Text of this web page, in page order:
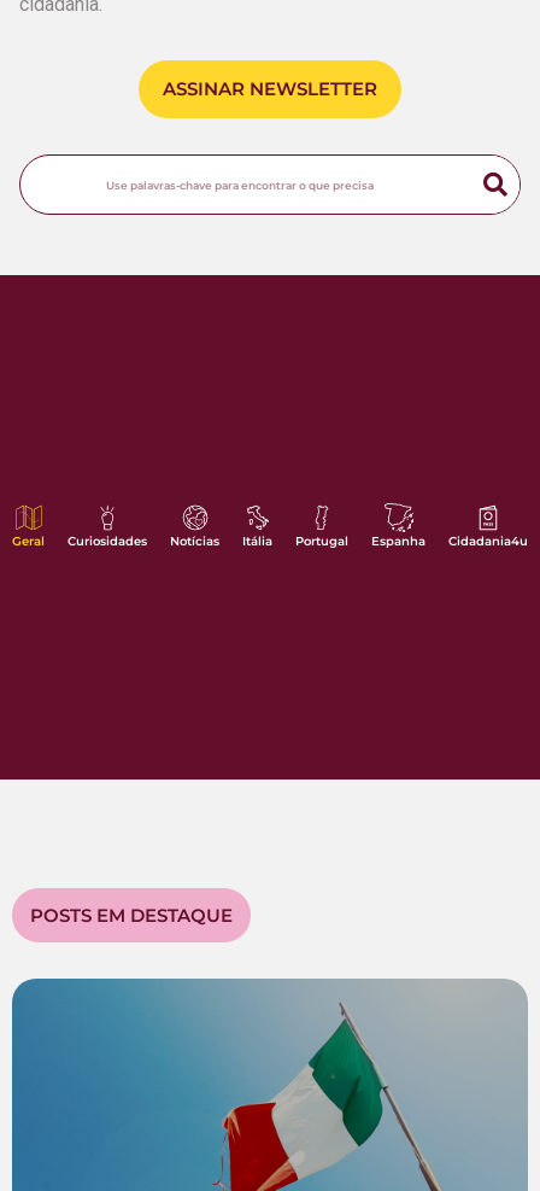
ASSINAR NEWSLETTER
Geral Curiosidades Notícias Itália Portugal Espanha Cidadania4u
POSTS EM DESTAQUE